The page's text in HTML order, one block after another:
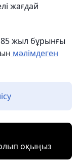
жағдай
85 жыл бұрынғы
мәлімдеген
оқыңыз